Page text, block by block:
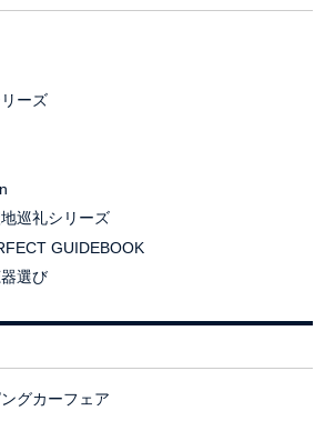
ーズ
巡礼シリーズ
GUIDEBOOK
選び
グカーフェア